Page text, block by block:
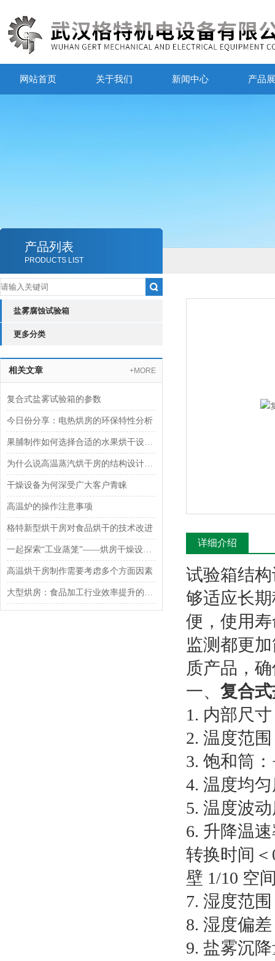
网站首页 关于我们 新闻中心 产品
产品列表
PRODUCTS LIST
盐雾腐蚀试验箱
更多分类
相关文章 +MORE
复合式盐雾试验箱的参数
今日份分享：电热烘房的环保特性分析
果脯制作如何选择合适的水果烘干设备？
为什么说高温蒸汽烘干房的结构设计很重要
干燥设备为何深受广大客户青睐
高温炉的操作注意事项
格特新型烘干房对食品烘干的技术改进
一起探索“工业蒸笼”——烘房干燥设备的奥秘
高温烘干房制作需要考虑多个方面因素
大型烘房：食品加工行业效率提升的得力助手
详细介绍
试验箱结
够适应长
便，使用
监测都更
质产品，
一、 复合
1. 内部尺
2. 温度范
3. 饱和筒
4. 温度均
5. 温度波
6. 升降温
转换时间
壁 1/10 空
7. 湿度范
8. 湿度偏
9. 盐雾沉